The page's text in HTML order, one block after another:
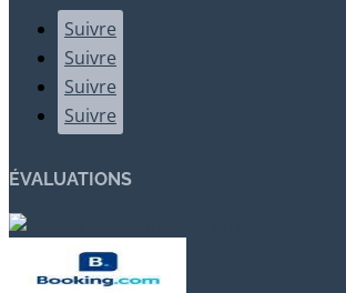
Suivre
Suivre
Suivre
Suivre
ÉVALUATIONS